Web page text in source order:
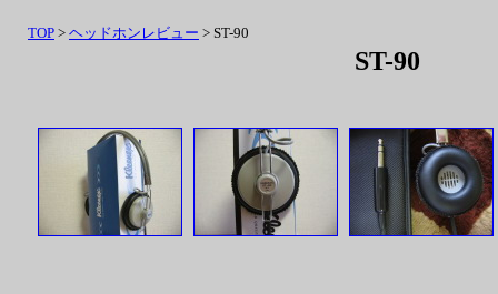
ST-90
TOP > ヘッドホンレビュー > ST-90